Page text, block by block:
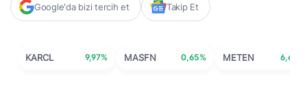
Google'da bizi tercih et Takip Et
KARCL 9,97% MASFN 0,65% METEN 6,63%